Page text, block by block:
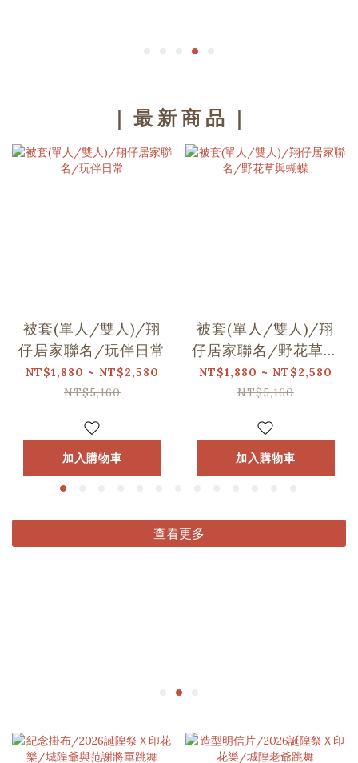
｜ 最 新 商 品 ｜
被套(單人/雙人)/翔
仔居家聯名/玩伴日常
NT$1,880 ~ NT$2,580
NT$5,160
加入購物車
被套(單人/雙人)/翔
仔居家聯名/野花草與
蝴蝶
NT$1,880 ~ NT$2,580
NT$5,160
加入購物車
查看更多